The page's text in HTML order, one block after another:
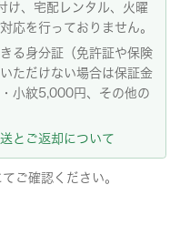
け、宅配レンタル、火曜
応を行っておりません。
る身分証（免許証や保険
ただけない場合は保証金
小紋5,000円、その他の
とご返却について
ご確認ください。